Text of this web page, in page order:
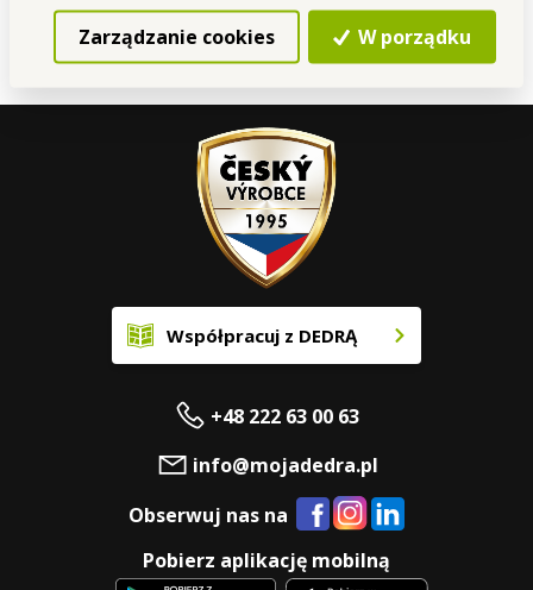
Zarządzanie cookies W porządku
Współpracuj z DEDRĄ
+48 222 63 00 63
info@mojadedra.pl
Obserwuj nas na
Pobierz aplikację mobilną